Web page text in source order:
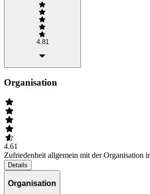
4.81
Organisation
4.61
Zufriedenheit allgemein mit der Organisation
Details
Organisation